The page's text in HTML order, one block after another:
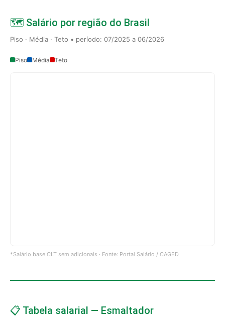
🗺️ Salário por região do Brasil
Piso · Média · Teto • período: 07/2025 a 06/2026
Piso Média Teto
*Salário base CLT sem adicionais · Fonte: Portal Salário / CAGED
📋 Tabela salarial — Esmaltador